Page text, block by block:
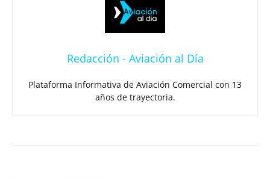
Redacción - Aviación al Día
Plataforma Informativa de Aviación Comercial con 13
años de trayectoria.